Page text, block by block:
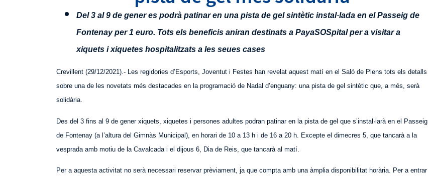
Del 3 al 9 de gener es podrà patinaren una pista de gel sintètic instal·lada en el Passeig de
Fontenay per 1 euro. Tots els beneficis aniran destinats a PayaSOSpital per a visitar a
xiquets i xiquetes hospitalitzats a les seues cases
Crevillent (29/12/2021).- Les regidories d’Esports, Joventut i Festes han revelat aquest matí en el Saló de Plens tots els detalls
sobre una de les novetats més destacades en la programació de Nadal d’enguany: una pista de gel sintètic que, a més, serà
solidària.
Des del 3 fins al 9 de gener xiquets, xiquetes i persones adultes podran patinaren la pista de gel que s’instal·larà en el Passeig
de Fontenay (a l’altura del Gimnàs Municipal), en horari de 10 a 13 h i de 16 a 20 h. Excepte el dimecres 5, que tancarà a la
vesprada amb motiu de la Cavalcada i el dijous 6, Dia de Reis, que tancarà al matí.
Per a aquesta activitat no serà necessari reservar prèviament, ja que compta amb una àmplia disponibilitat horària. Per a entrar